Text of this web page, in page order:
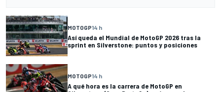
MOTOGP14 h
Así queda el Mundial de MotoGP 2026 tras la
sprint en Silverstone: puntos y posiciones
MOTOGP14 h
A qué hora es la carrera de MotoGP en